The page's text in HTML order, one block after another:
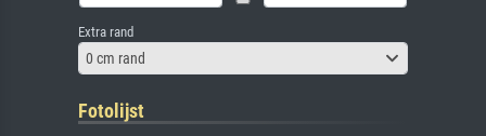
Extra rand
0 cm rand
Fotolijst